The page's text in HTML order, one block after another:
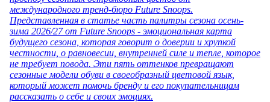
международного тренд-бюро Future Snoops.
Представленная в статье часть палитры сезона осень-
зима 2026/27 от Future Snoops - эмоциональная карта
будущего сезона, которая говорит о доверии и хрупкой
честности, о равновесии, внутренней силе и тепле, которое
не требует повода. Эти пять оттенков превращают
сезонные модели обуви в своеобразный цветовой язык,
который может помочь бренду и его покупательницам
рассказать о себе и своих эмоциях.